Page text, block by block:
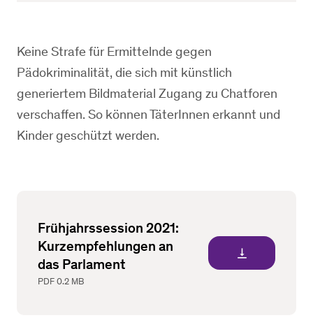
Keine Strafe für Ermittelnde gegen
Pädokriminalität, die sich mit künstlich
generiertem Bildmaterial Zugang zu Chatforen
verschaffen. So können TäterInnen erkannt und
Kinder geschützt werden.
Frühjahrssession 2021:
Kurzempfehlungen an
das Parlament
PDF 0.2 MB
vertical_align_bottom